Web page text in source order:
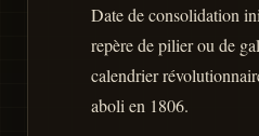
Date de consolidation
repère de pilier ou de
calendrier
aboli en 1806.